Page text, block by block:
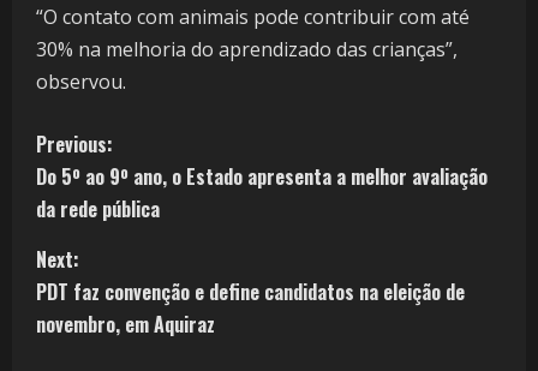
“O contato com animais pode contribuir com até
30% na melhoria do aprendizado das crianças”,
observou.
C
o
n
t
Previous:
Do 5º ao 9º ano, o Estado apresenta a melhor avaliação
da rede pública
Next:
PDT faz convenção e define candidatos na eleição de
novembro, em Aquiraz